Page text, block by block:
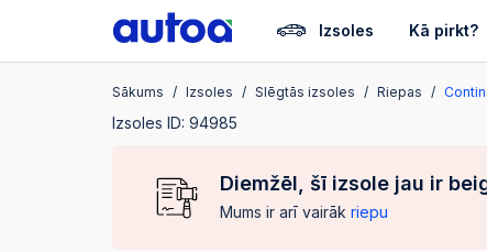
Izsoles Kā pirkt?
Sākums Izsoles Slēgtās izsoles Riepas
Izsoles ID: 94985
Diemžēl, šī izsole jau ir
Mums ir arī vairāk riepu